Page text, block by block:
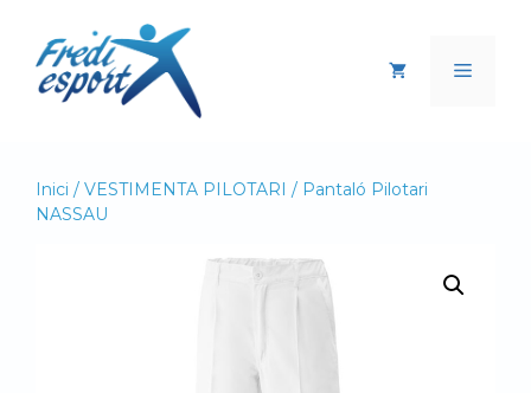
contingut
Menú
Inici / VESTIMENTA PILOTARI / Pantaló Pilotari
NASSAU